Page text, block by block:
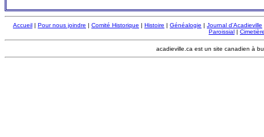
Accueil | Pour nous joindre | Comité Historique | Histoire | Généalogie | Journal d'Acadieville
Paroissial |
acadieville.ca est un site canadien à